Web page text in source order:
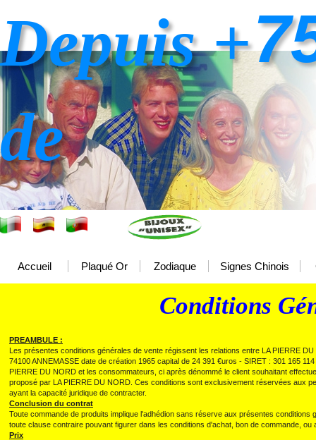
Accueil Plaqué Or Zodiaque Signes Chinois
Depuis +
de
Conditions
PREAMBULE :
Les présentes conditions générales de vente régissent les relations entre LA PIERRE
74100 ANNEMASSE date de création 1965 capital de 24 391 €uros - SIRET : 301 165
PIERRE DU NORD et les consommateurs, ci après dénommé le client souhaitant
proposé par LA PIERRE DU NORD. Ces conditions sont exclusivement réservées aux
ayant la capacité juridique de contracter.
Conclusion du contrat
Toute commande de produits implique l'adhédion sans réserve aux présentes
toute clause contraire pouvant figurer dans les conditions d'achat, bon de commande,
Prix